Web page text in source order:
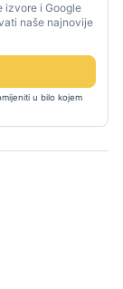
izvore i Google
naše najnovije
u bilo kojem